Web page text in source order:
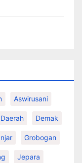
Aswirusani
Daerah Demak
Grobogan
Jepara